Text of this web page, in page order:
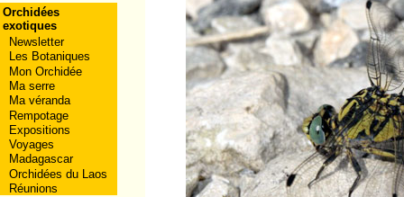
Orchidées
exotiques
Newsletter
Les Botaniques
Mon Orchidée
Ma serre
Ma véranda
Rempotage
Expositions
Voyages
Madagascar
Orchidées du Laos
Réunions